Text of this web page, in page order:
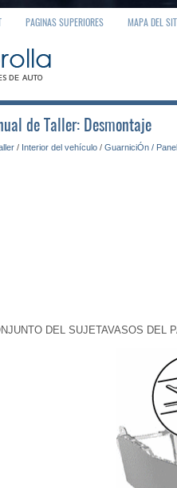
PAGINAS SUPERIORES MAPA DEL
de Taller: Desmontaje
/ Interior del vehículo / GuarniciÓn /
DEL SUJETAVASOS DEL